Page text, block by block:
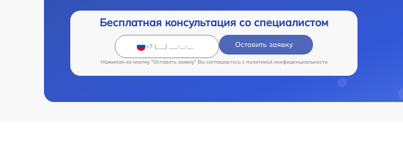
Бесплатная консультация со специалистом
Оставить заявку
Нажимая на кнопку "Оставить заявку" Вы соглашаетесь c политикой конфиденциальности